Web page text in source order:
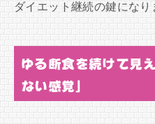
ダイエット継続の鍵になり
ゆる断食を続けて見
ない感覚」